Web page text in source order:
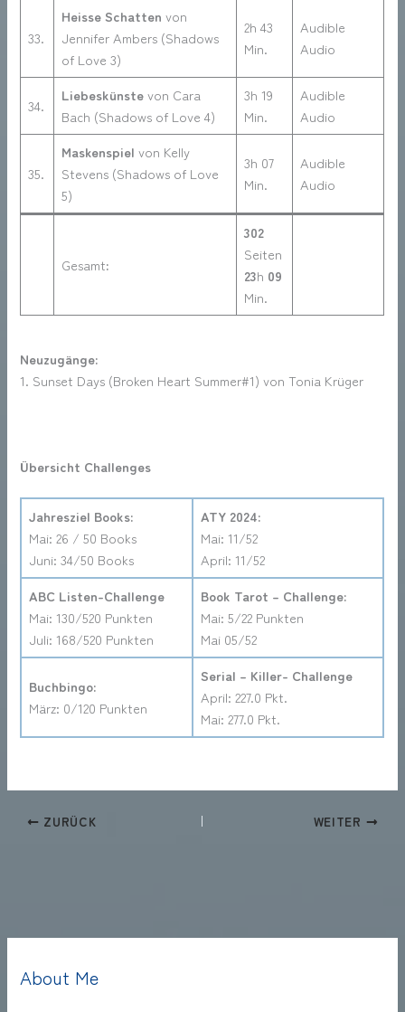
33.
Heisse Schatten von
Jennifer Ambers (Shadows
of Love 3)
2h 43
Min.
Audible
Audio
34.
Liebeskünstevon Cara
Bach (Shadows of Love 4)
3h 19
Min.
Audible
Audio
35.
Maskenspiel von Kelly
Stevens (Shadows of Love
5)
3h 07
Min.
Audible
Audio
Gesamt:
302
Seiten
23h 09
Min.
Neuzugänge:
1. Sunset Days (Broken Heart Summer#1) von Tonia Krüger
Übersicht Challenges
Jahresziel Books:
Mai: 26 / 50 Books
Juni: 34/50 Books
ATY 2024:
Mai: 11/52
April: 11/52
ABC Listen-Challenge
Mai: 130/520 Punkten
Juli: 168/520 Punkten
Book Tarot – Challenge:
Mai: 5/22 Punkten
Mai 05/52
Buchbingo:
März: 0/120 Punkten
Serial – Killer- Challenge
April: 227.0 Pkt.
Mai: 277.0 Pkt.
ZURÜCK WEITER
About Me